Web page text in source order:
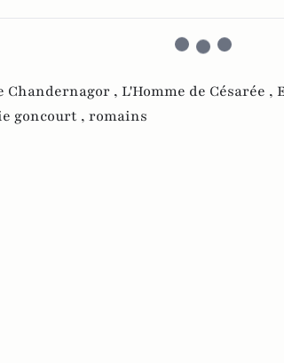
Chandernagor , L'Homme de Césarée ,
goncourt , romains